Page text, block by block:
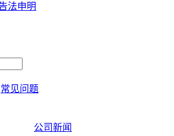
法申明
常见问题
公司新闻